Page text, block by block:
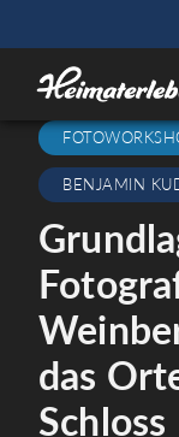
BENJAMIN
das
Schloss